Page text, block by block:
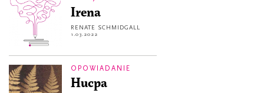
Irena
RENATE SCHMIDGALL
1.03.2022
OPOWIADANIE
Hucpa